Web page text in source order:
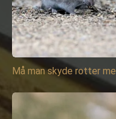
Må man skyde rotter